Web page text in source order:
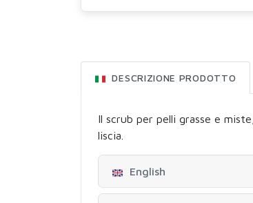
DESCRIZIONE PRODOTTO
Il scrub per pelli grasse e
liscia.
English